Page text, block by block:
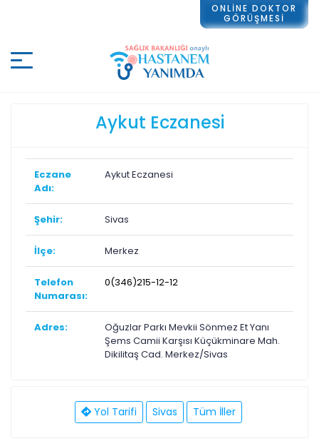
Aykut Eczanesi
Eczane
Adı:
Aykut Eczanesi
Şehir: Sivas
İlçe: Merkez
Telefon
Numarası:
0(346)215-12-12
Adres:
Oğuzlar Parkı Mevkii Sönmez Et Yanı
Şems Camii Karşısı Küçükminare Mah.
Dikilitaş Cad. Merkez/Sivas
Yol Tarifi Sivas Tüm İller
ONLİNE DOKTOR
GÖRÜŞMESİ